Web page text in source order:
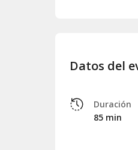
Datos del
Duración
85 min